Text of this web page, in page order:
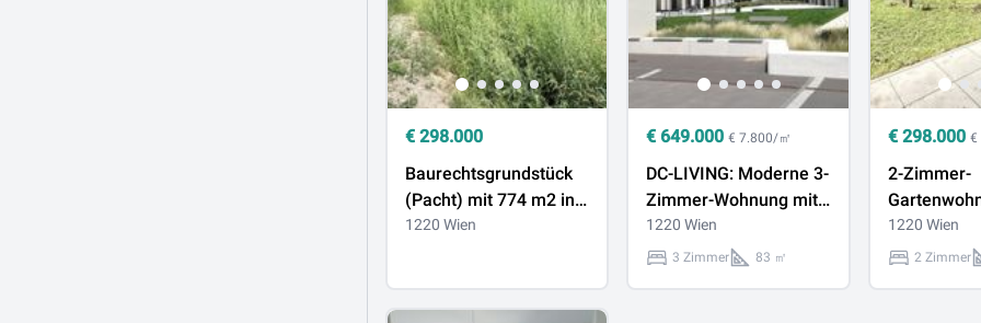
€ 298.000
Baurechtsgrundstück
(Pacht) mit 774 m2 in
Aspern: Vertrag
1220 Wien
€ 649.000 € 7.800/㎡
DC-LIVING: Moderne 3-
Zimmer-Wohnung mit
Loggia &
Wellnessbereich nahe
1220 Wien
3 Zimmer 83 ㎡
€ 298.000 €
2-Zimmer-
1220 Wien
2 Zimmer